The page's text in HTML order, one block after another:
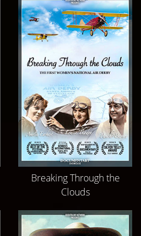
Breaking Through the
Clouds